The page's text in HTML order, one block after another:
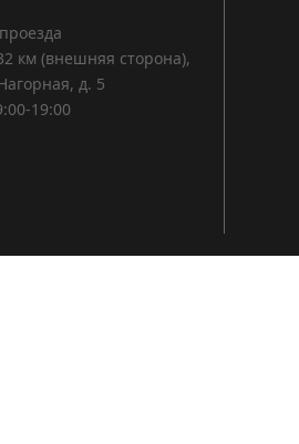
км (внешняя сторона),
д. 5
19:00